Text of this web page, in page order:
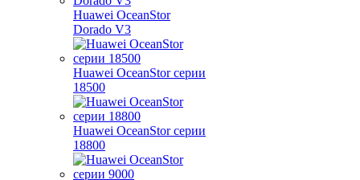
Huawei OceanStor
Dorado V3
Huawei OceanStor серии
18500
Huawei OceanStor серии
18800